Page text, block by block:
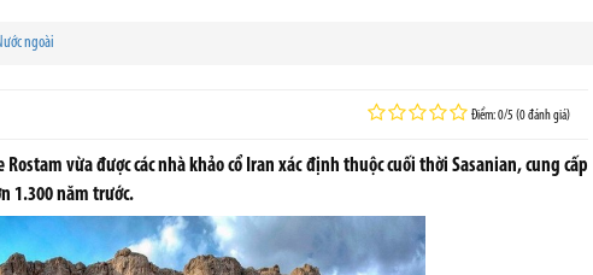
ngoài
Điểm: 0/5 (0 đánh giá)
vừa được các nhà khảo cổ Iran xác định thuộc cuối thời Sasanian, cung cấp
1.300 năm trước.